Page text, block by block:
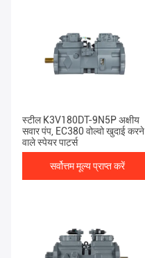
स्टील K3V180DT-9N5P अक्षीय
सवार पंप, EC380 वोल्वो खुदाई करने
वाले स्पेयर पार्ट्स
सर्वोत्तम मूल्य प्राप्त करें